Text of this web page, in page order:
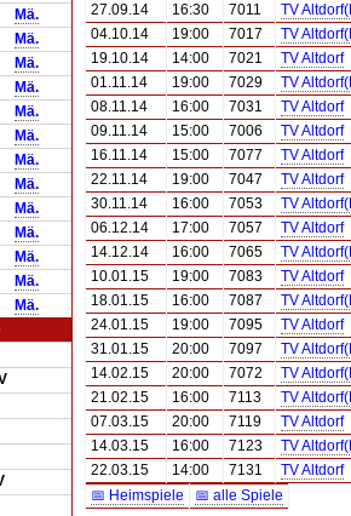
Mä.
Mä.
Mä.
Mä.
Mä.
Mä.
Mä.
Mä.
Mä.
Mä.
Mä.
Mä.
Mä.
27.09.14
16:30 7011
TV
04.10.14
19:00 7017
TV
19.10.14
14:00 7021
TV Altdorf
01.11.14
19:00 7029
TV
08.11.14
16:00 7031
TV Altdorf
09.11.14
15:00 7006
TV Altdorf
16.11.14
15:00 7077
TV Altdorf
22.11.14
19:00 7047
TV Altdorf
30.11.14
16:00 7053
TV
06.12.14
17:00 7057
TV Altdorf
14.12.14
16:00 7065
TV
10.01.15
19:00 7083
TV Altdorf
18.01.15
16:00 7087
TV
24.01.15
19:00 7095
TV Altdorf
31.01.15
20:00 7097
TV
14.02.15
20:00 7072
TV
21.02.15
16:00 7113
TV
07.03.15
20:00 7119
TV Altdorf
14.03.15
16:00 7123
TV
22.03.15
14:00 7131
TV Altdorf
📅 Heimspiele
📅 alle Spiele